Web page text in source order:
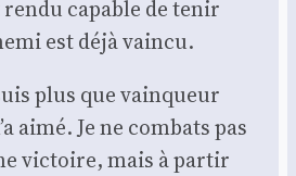
capable de tenir
est déjà vain­cu.
plus que vain­queur
aimé. Je ne com­bats pas
vic­toire, mais à par­tir